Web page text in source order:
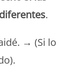
.
→ (Si lo